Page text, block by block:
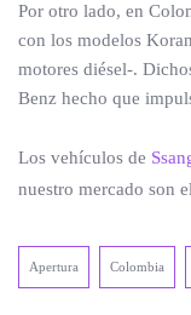
Por otro lado, en
con los modelos
motores diésel-.
Benz hecho que
Los vehículos de
nuestro mercado son
Apertura Colombia